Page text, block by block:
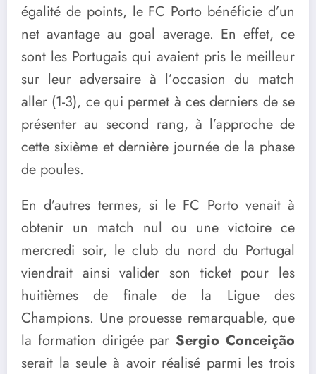
égalité de points, le FC Porto bénéficie d’un
net avantage au goal average. En effet, ce
sont les Portugais qui avaient pris le meilleur
sur leur adversaire à l’occasion du match
aller (1-3), ce qui permet à ces derniers de se
présenter au second rang, à l’approche de
cette sixième et dernière journée de la phase
de poules.
En d’autres termes, si le FC Porto venait à
obtenir un match nul ou une victoire ce
mercredi soir, le club du nord du Portugal
viendrait ainsi valider son ticket pour les
huitièmes de finale de la Ligue des
Champions. Une prouesse remarquable, que
la formation dirigée par Sergio Conceição
serait la seule à avoir réalisé parmi les trois